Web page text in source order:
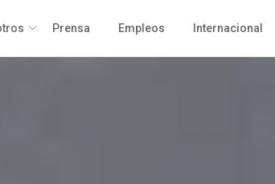
Prensa Empleos Internacional